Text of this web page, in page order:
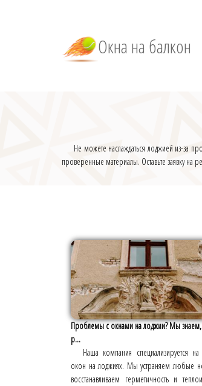
Окна на балкон
Не можете наслаждаться лоджией из-за
проверенные материалы. Оставьте заявку на
Проблемы с окнами на лоджии? Мы знаем,
р...
Наша компания специализируется
окон на лоджиях. Мы устраняем любые
восстанавливаем герметичность и